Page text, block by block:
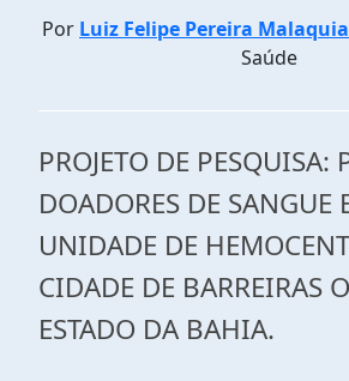
Por Luiz Felipe Pereira
Saúde
PROJETO DE PESQUISA:
DOADORES DE SANGUE
UNIDADE DE
CIDADE DE BARREIRAS
ESTADO DA BAHIA.